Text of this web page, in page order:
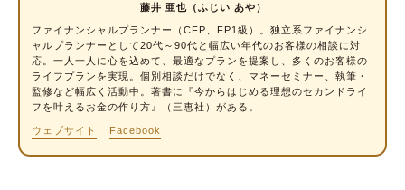
育休を延長する場合の注意点
育休を延長したら、育児休業給付金の支給額は
どうなる？
出生後休業支援給付金
藤井 亜也（ふじい あや）
ファイナンシャルプランナー
（CFP、FP1級）。独立系ファイナンシ
ャルプランナーとして20代～90代と幅広い年代のお客様の相談に対
応。一人一人に心を込めて、最適なプランを提案し、多くのお客様の
ライフプランを実現。個別相談だけでなく、マネーセミナー、執筆・
監修など幅広く活動中。著書に『今からはじめる理想のセカンドライ
フを叶えるお金の作り方』（三恵社）がある。
ウェブサイト Facebook